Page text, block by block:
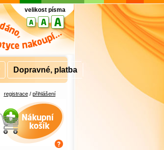
registrace/ přihlášení
Nákupní košík
velikost písma
Dopravné, platba